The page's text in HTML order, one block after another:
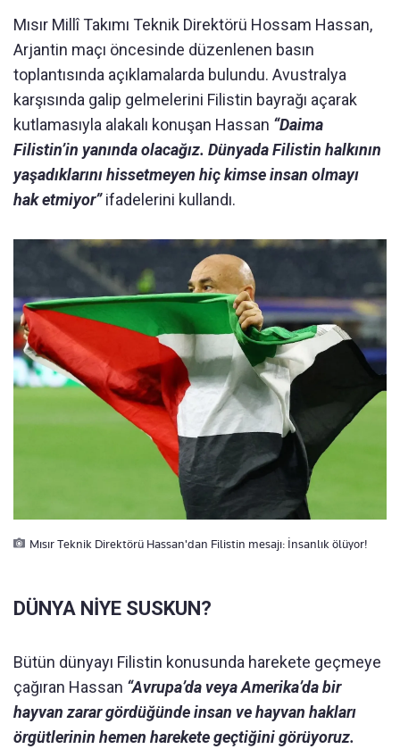
Mısır Millî Takımı Teknik Direktörü Hossam Hassan,
Arjantin maçı öncesinde düzenlenen basın
toplantısında açıklamalarda bulundu. Avustralya
karşısında galip gelmelerini Filistin bayrağı açarak
kutlamasıyla alakalı konuşan Hassan “Daima
Filistin’in yanında olacağız. Dünyada Filistin halkının
yaşadıklarını hissetmeyen hiç kimse insan olmayı
hak etmiyor”ifadelerini kullandı.
Mısır Teknik Direktörü Hassan'dan Filistin mesajı: İnsanlık ölüyor!
DÜNYA NİYE SUSKUN?
Bütün dünyayı Filistin konusunda harekete geçmeye
çağıran Hassan “Avrupa’da veya Amerika’da bir
hayvan zarar gördüğünde insan ve hayvan hakları
örgütlerinin hemen harekete geçtiğini görüyoruz.